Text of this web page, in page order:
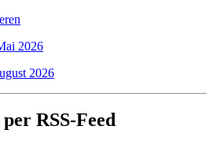
2026
2026
RSS-Feed